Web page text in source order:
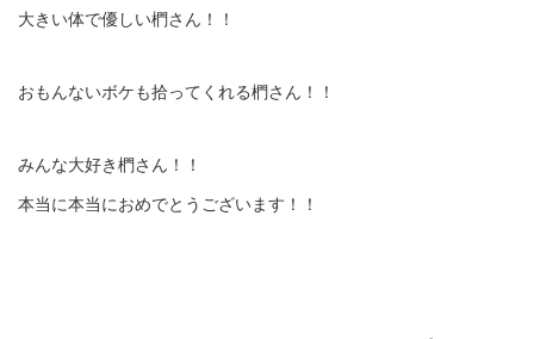
大きい体で優しい椚さん！！
おもんないボケも拾ってくれる椚さん！！
みんな大好き椚さん！！
本当に本当におめでとうございます！！